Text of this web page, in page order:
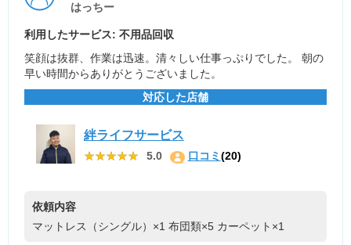
はっちー
利用したサービス: 不用品回収
笑顔は抜群、作業は迅速。清々しい仕事っぷりでした。 朝の
早い時間からありがとうございました。
対応した店舗
絆ライフサービス
★★★★★
★★★★★ 5.0 口コミ(20)
依頼内容
マットレス（シングル）×1 布団類×5 カーペット×1